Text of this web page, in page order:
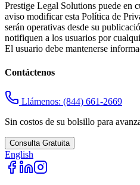
Prestige Legal Solutions puede en
aviso modificar esta Política de
serán operativas desde su
notifiquen a los usuarios por
El usuario debe mantenerse
Contáctenos
Llámenos: (844) 661-2669
Sin costos de su bolsillo para
Consulta Gratuita
English